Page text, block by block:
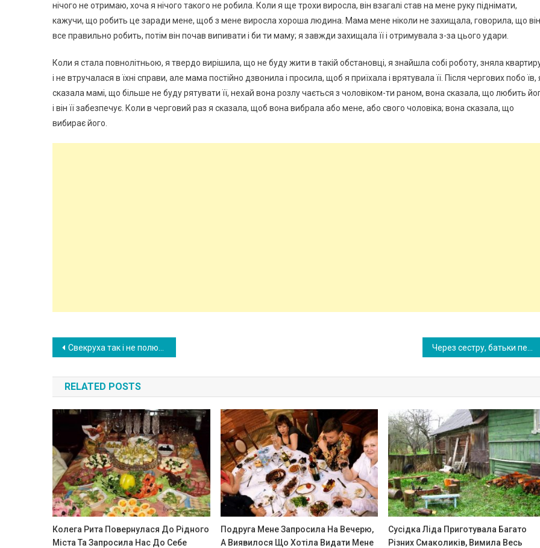
нічого не отримаю, хоча я нічого такого не робила. Коли я ще трохи виросла, він взагалі став на мене руку піднімати,
кажучи, що робить це заради мене, щоб з мене виросла хороша людина. Мама мене ніколи не захищала, говорила, що він
все правильно робить, потім він почав виnивати і би ти маму; я завжди захищала її і отримувала з-за цього удари.
Коли я стала повнолітньою, я твердо вирішила, що не буду жити в такій обстановці, я знайшла собі роботу, зняла
і не втручалася в їхні справи, але мама постійно дзвонила і просила, щоб я приїхала і врятувала її. Після чергових побо їв,
сказала мамі, що більше не буду рятувати її, нехай вона розлу чається з чоловіком-ти раном, вона сказала, що любить
і він її забезпечує. Коли в черговий раз я сказала, щоб вона вибрала або мене, або свого чоловіка; вона сказала, що
вибирає його.
Post
navigation
Свекруха так і не полюбила мене. Я сварилася з нею і пішла з дому. Чоловік мовчки дивився. Потім він ще раз одружився. Свекруха дзвонила до мене і говорить
RELATED POSTS
Колега Рита Повернулася До Рідного
Міста Та Запросила Нас До Себе
Подруга Мене Запросила На Вечерю,
А Виявилося Що Хотіла Видати Мене
Сусідка Ліда Приготувала Багато
Різних Смаколиків, Вимила Весь